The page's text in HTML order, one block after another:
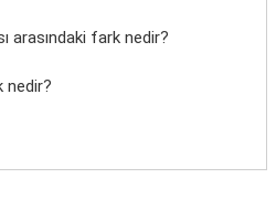
arasındaki fark nedir?
nedir?